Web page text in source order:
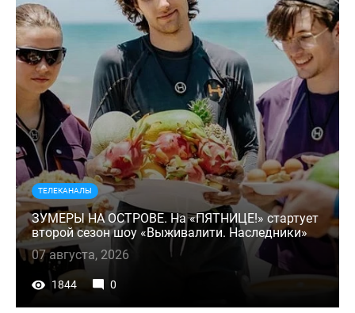
ТЕЛЕКАНАЛЫ
ЗУМЕРЫ НА ОСТРОВЕ. На «ПЯТНИЦЕ!» стартует
второй сезон шоу «Выживалити. Наследники»
07 августа, 2026
1844 0